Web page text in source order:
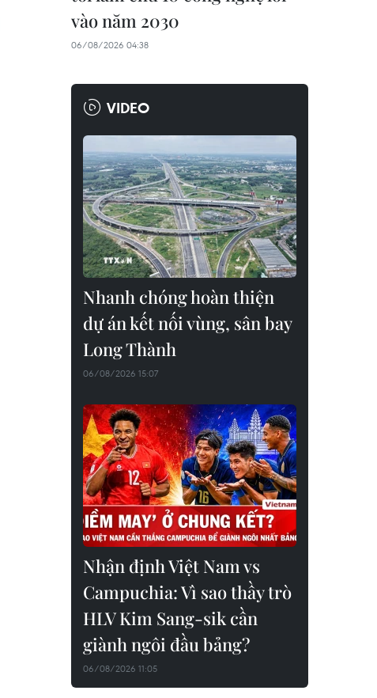
vào năm 2030
06/08/2026 04:38
VIDEO
Nhanh chóng hoàn thiện
dự án kết nối vùng, sân bay
Long Thành
06/08/2026 15:07
Nhận định Việt Nam vs
Campuchia: Vì sao thầy trò
HLV Kim Sang-sik cần
giành ngôi đầu bảng?
06/08/2026 11:05